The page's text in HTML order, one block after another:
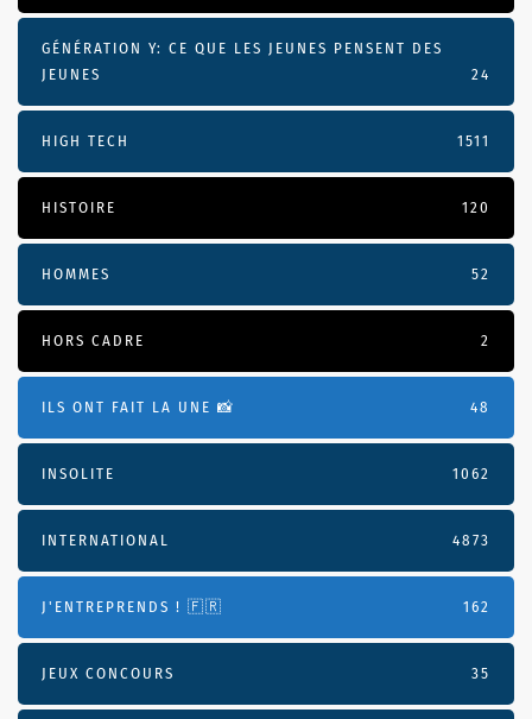
GÉNÉRATION Y: CE QUE LES JEUNES PENSENT DES
JEUNES
24
HIGH TECH 1511
HISTOIRE 120
HOMMES 52
HORS CADRE 2
ILS ONT FAIT LA UNE 📸 48
INSOLITE 1062
INTERNATIONAL 4873
J'ENTREPRENDS ! 🇫🇷 162
JEUX CONCOURS 35